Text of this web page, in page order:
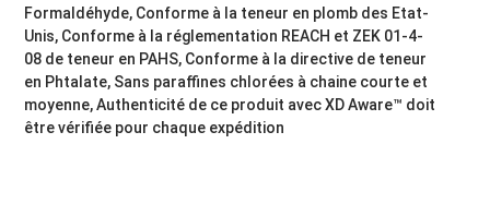
Formaldéhyde, Conforme à la teneur en plomb des Etat-
Unis, Conforme à la réglementation REACH et ZEK 01-4-
08 de teneur en PAHS, Conforme à la directive de teneur
en Phtalate, Sans paraffines chlorées à chaine courte et
moyenne, Authenticité de ce produit avec XD Aware™ doit
être vérifiée pour chaque expédition